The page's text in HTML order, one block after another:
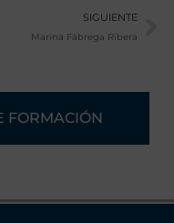
SIGUIENTE
Marina Fábrega Ribera
FORMACIÓN